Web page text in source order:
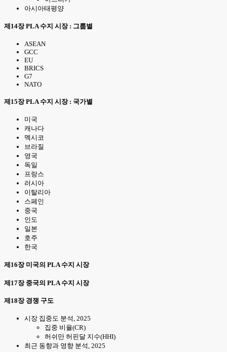
아시아태평양
제14장 PLA 수지 시장 : 그룹별
ASEAN
GCC
EU
BRICS
G7
NATO
제15장 PLA 수지 시장 : 국가별
미국
캐나다
멕시코
브라질
영국
독일
프랑스
러시아
이탈리아
스페인
중국
인도
일본
호주
한국
제16장 미국의 PLA 수지 시장
제17장 중국의 PLA 수지 시장
제18장 경쟁 구도
시장 집중도 분석, 2025
집중 비율(CR)
허쉬만 허핀달 지수(HHI)
최근 동향과 영향 분석, 2025